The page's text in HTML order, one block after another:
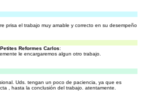
prisa el trabajo muy amable y correcto en su desempeño
Reformes Carlos:
le encargaremos algun otro trabajo.
Uds. tengan un poco de paciencia, ya que es
, hasta la conclusión del trabajo. atentamente.